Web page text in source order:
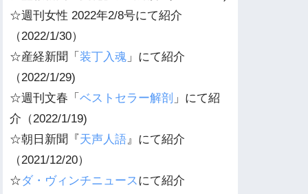
☆週刊女性 2022年2/8号にて紹介
（2022/1/30）
☆産経新聞「 装丁入魂 」にて紹介
（2022/1/29)
☆週刊 文春 「 ベストセラー解剖 」にて紹
介（2022/1/19)
☆朝日新聞『天声人語』にて紹介
（2021/12/20）
☆ダ・ヴィンチニュースにて紹介